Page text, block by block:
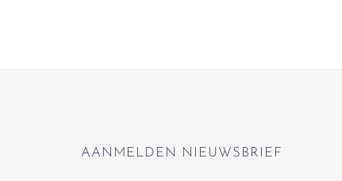
AANMELDEN NIEUWSBRIEF